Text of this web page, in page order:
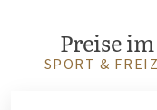
Preise
SPORT &